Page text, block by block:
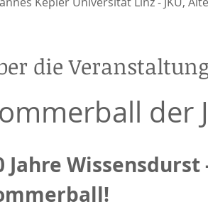
die Veranstaltung
der
Jahre Wissensdurst